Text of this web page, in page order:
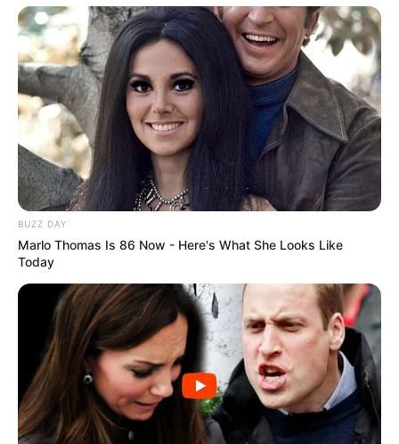
Previne Brasil: resultado de desempenho do 2º quadrimestre
já está disponível
BUZZ DAY
Marlo Thomas Is 86 Now - Here's What She Looks Like
Today